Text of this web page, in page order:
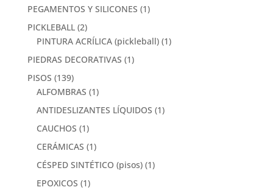
PEGAMENTOS Y SILICONES (1)
PICKLEBALL (2)
PINTURA ACRÍLICA (pickleball) (1)
PIEDRAS DECORATIVAS (1)
PISOS (139)
ALFOMBRAS (1)
ANTIDESLIZANTES LÍQUIDOS (1)
CAUCHOS (1)
CERÁMICAS (1)
CÉSPED SINTÉTICO (pisos) (1)
EPOXICOS (1)